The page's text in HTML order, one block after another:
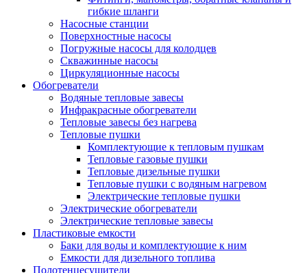
гибкие шланги
Насосные станции
Поверхностные насосы
Погружные насосы для колодцев
Скважинные насосы
Циркуляционные насосы
Обогреватели
Водяные тепловые завесы
Инфракрасные обогреватели
Тепловые завесы без нагрева
Тепловые пушки
Комплектующие к тепловым пушкам
Тепловые газовые пушки
Тепловые дизельные пушки
Тепловые пушки с водяным нагревом
Электрические тепловые пушки
Электрические обогреватели
Электрические тепловые завесы
Пластиковые емкости
Баки для воды и комплектующие к ним
Емкости для дизельного топлива
Полотенцесушители